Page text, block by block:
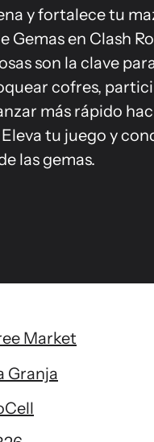
y fortalece tu
Gemas en Clash
son la clave
cofres,
más rápido
tu juego y
las gemas.
Market
Granja